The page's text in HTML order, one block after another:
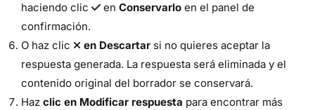
haciendo clic
en Conservarlo en el panel de
confirmación.
O haz clic
en Descartar si no quieres aceptar la
respuesta generada. La respuesta será eliminada y el
contenido original del borrador se conservará.
Haz clic en Modificar respuesta para encontrar más